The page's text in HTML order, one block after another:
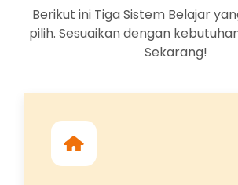
Berikut ini Tiga Sistem Belajar
pilih. Sesuaikan dengan
Sekarang!